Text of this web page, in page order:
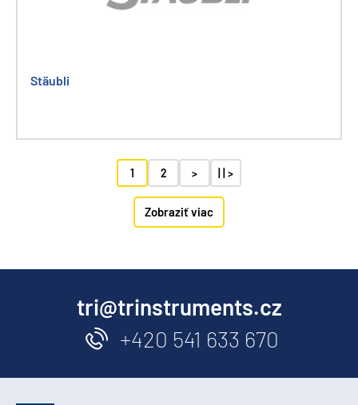
Stäubli
1 2 > | | >
Zobraziť viac
tri@trinstruments.cz
+420 541 633 670